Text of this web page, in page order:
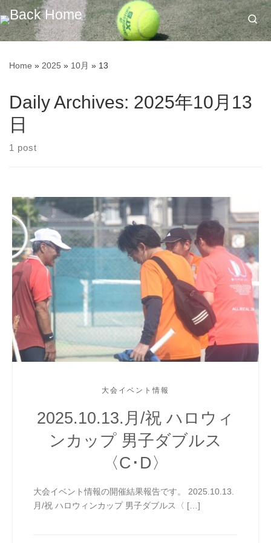
Skip to content
Home » 2025 » 10月 » 13
Daily Archives: 2025年10月13
日
1 post
大会イベント情報
2025.10.13.月/祝 ハロウィ
ンカップ 男子ダブルス
〈C･D〉
大会イベント情報の開催結果報告です。 2025.10.13.
月/祝 ハロウィンカップ 男子ダブルス〈 […]